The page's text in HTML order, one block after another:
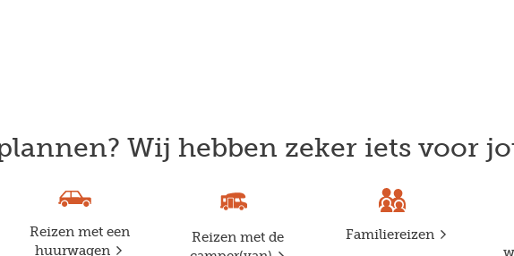
Wij hebben zeker iets voor
Reizen met een
huurwagen
Reizen met de
Familiereizen